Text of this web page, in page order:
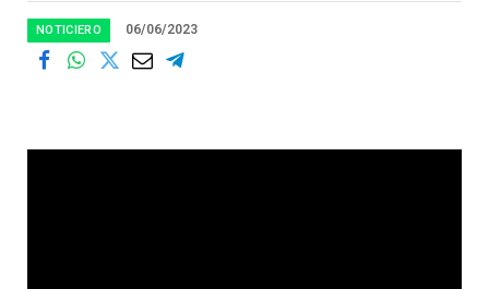
NOTICIERO 06/06/2023